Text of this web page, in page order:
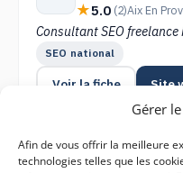
Gérer
Afin de vous offrir la meilleure
technologies telles que les
5.0 (2)Aix En
Consultant SEO freelance
SEO national
Voir la fiche Site
Impact Seo